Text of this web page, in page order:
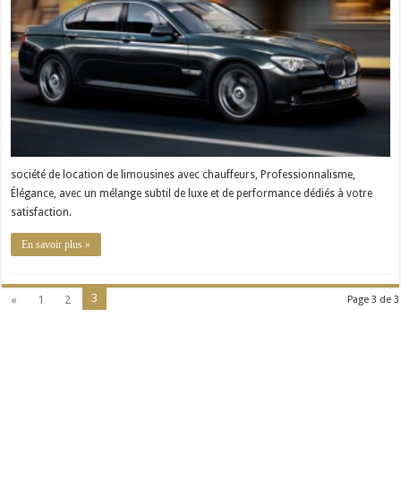
société de location de limousines avec chauffeurs, Professionnalisme,
Élégance, avec un mélange subtil de luxe et de performance dédiés à votre
satisfaction.
En savoir plus »
Page 3 de 3
« 1 2 3